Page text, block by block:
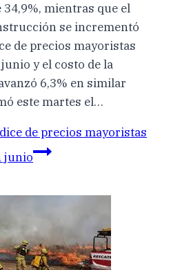
mientras que el
se incrementó
de precios mayoristas
y el costo de la
6,3% en similar
este martes el…
de precios mayoristas
junio